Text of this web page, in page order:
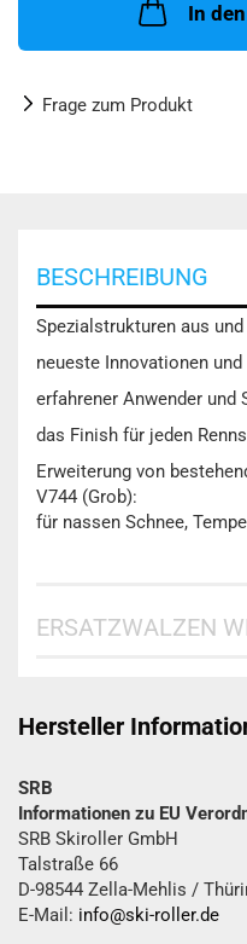
In
Frage zum Produkt
BESCHREIBUNG
Spezialstrukturen aus
neueste Innovationen
erfahrener Anwender
das Finish für jeden
Erweiterung von
V744 (Grob):
für nassen Schnee,
ERSATZWALZEN
Hersteller
SRB
Informationen zu EU
SRB Skiroller GmbH
Talstraße 66
D-98544 Zella-Mehlis /
E-Mail: info@ski-roller.de